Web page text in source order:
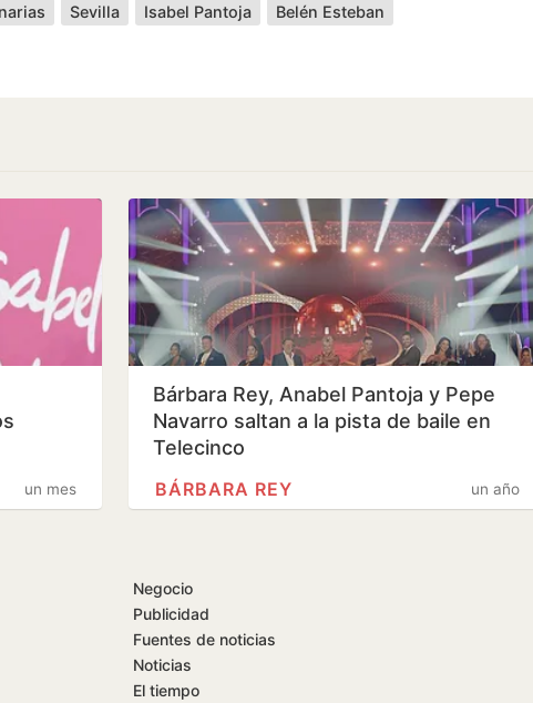
Sevilla Isabel Pantoja Belén Esteban
un mes
Bárbara Rey, Anabel Pantoja y Pepe
Navarro saltan a la pista de baile en
Telecinco
un año
BÁRBARA REY
Negocio
Publicidad
Fuentes de noticias
Noticias
El tiempo